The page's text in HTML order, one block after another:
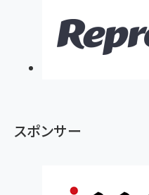
スポンサー